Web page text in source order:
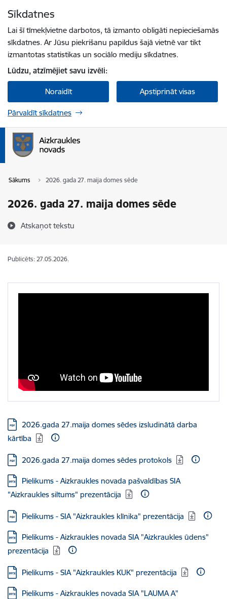
Sīkdatnes
Lai šī tīmekļvietne darbotos, tā izmanto obligāti nepieciešamās
sīkdatnes. Ar Jūsu piekrišanu papildus šajā vietnē var tikt
izmantotas statistikas un sociālo mediju sīkdatnes.
Lūdzu, atzīmējiet savu izvēli:
Noraidīt Apstiprināt visas
Pārvaldīt sīkdatnes
Sākums 2026. gada 27. maija domes sēde
2026. gada 27. maija domes sēde
Atskaņot tekstu
Publicēts: 27.05.2026.
Lejupielādēt:
2026.gada 27.maija domes sēdes izsludinātā darba
kārtība
Lejupielādēt:
2026.gada 27.maija domes sēdes protokols
Lejupielādēt:
Pielikums - Aizkraukles novada pašvaldības SIA
"Aizkraukles siltums" prezentācija
Lejupielādēt:
Pielikums - SIA "Aizkraukles klīnika" prezentācija
Lejupielādēt:
Pielikums - Aizkraukles novada SIA "Aizkraukles ūdens"
prezentācija
Lejupielādēt:
Pielikums - SIA "Aizkraukles KUK" prezentācija
Lejupielādēt:
Pielikums - Aizkraukles novada SIA "LAUMA A"